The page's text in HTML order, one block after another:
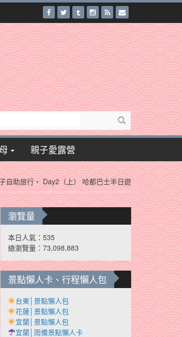
親子愛露營
自助旅行‧ Day2（上） 哈都巴士半日遊
瀏覽量
本日人氣：535
總瀏覽量：73,098,883
景點懶人卡、行程懶人包
台東│景點懶人包
花蓮│景點懶人包
宜蘭│景點懶人包
宜蘭│雨備景點懶人卡